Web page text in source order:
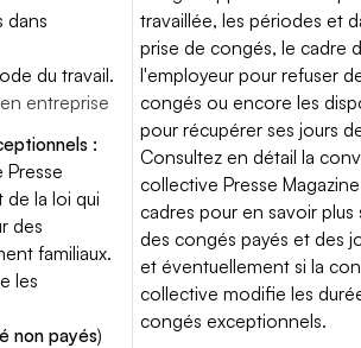
dans
du travail.
entreprise
:
Presse
la loi qui
des
familiaux.
les
non payés)
travaillée, les périodes et
prise de congés, le cadre
l'employeur pour refuser
congés ou encore les
pour récupérer ses jours
Consultez en détail la
collective Presse
cadres pour en savoir plus
des congés payés et des
et éventuellement si la
collective modifie les
congés exceptionnels.